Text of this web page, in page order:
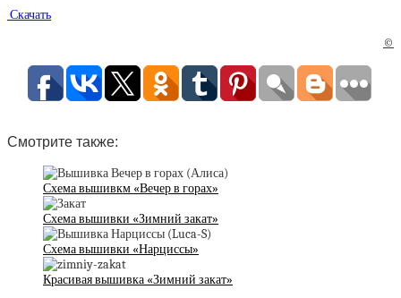
Скачать
©
Смотрите также:
Схема вышивкм «Вечер в горах»
Схема вышивки «Зимний закат»
Схема вышивки «Нарциссы»
Красивая вышивка «Зимний закат»